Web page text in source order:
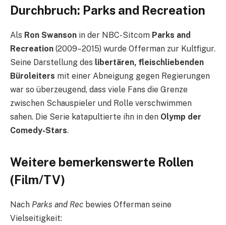
Durchbruch: Parks and Recreation
Als Ron Swanson in der NBC-Sitcom Parks and
Recreation (2009–2015) wurde Offerman zur Kultfigur.
Seine Darstellung des libertären, fleischliebenden
Büroleiters mit einer Abneigung gegen Regierungen
war so überzeugend, dass viele Fans die Grenze
zwischen Schauspieler und Rolle verschwimmen
sahen. Die Serie katapultierte ihn in den Olymp der
Comedy-Stars.
Weitere bemerkenswerte Rollen
(Film/TV)
Nach Parks and Rec bewies Offerman seine
Vielseitigkeit: